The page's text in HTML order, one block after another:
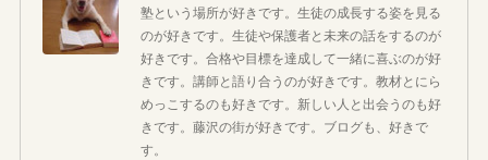
塾という場所が好きです。生徒の成長する姿を見る
のが好きです。生徒や保護者と未来の話をするのが
好きです。合格や目標を達成して一緒に喜ぶのが好
きです。講師と語り合うのが好きです。教材とにら
めっこするのも好きです。新しい人と出会うのも好
きです。藤沢の街が好きです。ブログも、好きで
す。